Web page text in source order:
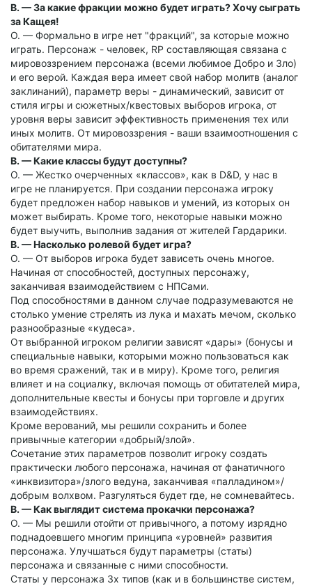
В. — За какие фракции можно будет играть? Хочу сыграть
за Кащея!
О. — Формально в игре нет "фракций", за которые можно
играть. Персонаж - человек, RP составляющая связана с
мировоззрением персонажа (всеми любимое Добро и Зло)
и его верой. Каждая вера имеет свой набор молитв (аналог
заклинаний), параметр веры - динамический, зависит от
стиля игры и сюжетных/квестовых выборов игрока, от
уровня веры зависит эффективность применения тех или
иных молитв. От мировоззрения - ваши взаимоотношения с
обитателями мира.
В. — Какие классы будут доступны?
О. — Жестко очерченных «классов», как в D&D, у нас в
игре не планируется. При создании персонажа игроку
будет предложен набор навыков и умений, из которых он
может выбирать. Кроме того, некоторые навыки можно
будет выучить, выполнив задания от жителей Гардарики.
В. — Насколько ролевой будет игра?
О. — От выборов игрока будет зависеть очень многое.
Начиная от способностей, доступных персонажу,
заканчивая взаимодействием с НПСами.
Под способностями в данном случае подразумеваются не
столько умение стрелять из лука и махать мечом, сколько
разнообразные «кудеса».
От выбранной игроком религии зависят «дары» (бонусы и
специальные навыки, которыми можно пользоваться как
во время сражений, так и в миру). Кроме того, религия
влияет и на социалку, включая помощь от обитателей мира,
дополнительные квесты и бонусы при торговле и других
взаимодействиях.
Кроме верований, мы решили сохранить и более
привычные категории «добрый/злой».
Сочетание этих параметров позволит игроку создать
практически любого персонажа, начиная от фанатичного
«инквизитора»/злого ведуна, заканчивая «палладином»/
добрым волхвом. Разгуляться будет где, не сомневайтесь.
В. — Как выглядит система прокачки персонажа?
О. — Мы решили отойти от привычного, а потому изрядно
поднадоевшего многим принципа «уровней» развития
персонажа. Улучшаться будут параметры (статы)
персонажа и связанные с ними способности.
Статы у персонажа 3х типов (как и в большинстве систем,